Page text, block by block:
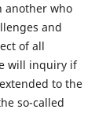
another who
and
of all
will inquiry if
to the
so-called